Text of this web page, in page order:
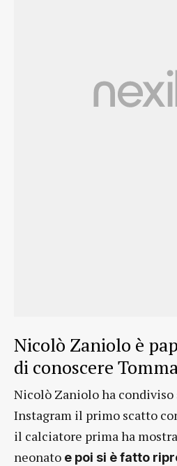
Nicolò Zaniolo è
di conoscere
Nicolò Zaniolo ha condiviso
Instagram il primo scatto
il calciatore prima ha
neonato e poi si è fatto